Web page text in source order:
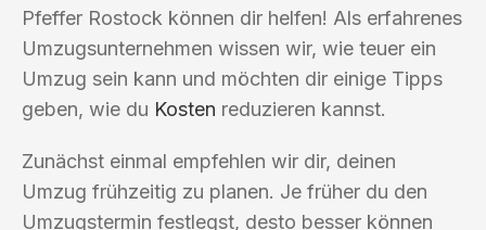
Pfeffer Rostock können dir helfen! Als erfahrenes
Umzugsunternehmen wissen wir, wie teuer ein
Umzug sein kann und möchten dir einige Tipps
geben, wie du Kosten reduzieren kannst.
Zunächst einmal empfehlen wir dir, deinen
Umzug frühzeitig zu planen. Je früher du den
Umzugstermin festlegst, desto besser können